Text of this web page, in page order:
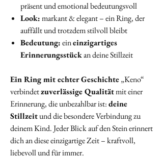
präsent und emotional bedeutungsvoll
Look:markant & elegant – ein Ring, der
auffällt und trotzdem stilvoll bleibt
Bedeutung:eineinzigartiges
Erinnerungsstückan deine Stillzeit
Ein Ring mit echter Geschichte„Keno“
verbindetzuverlässige Qualitätmit einer
Erinnerung, die unbezahlbar ist:deine
Stillzeitund die besondere Verbindung zu
deinem Kind. Jeder Blick auf den Stein erinnert
dich an diese einzigartige Zeit – kraftvoll,
liebevoll und für immer.